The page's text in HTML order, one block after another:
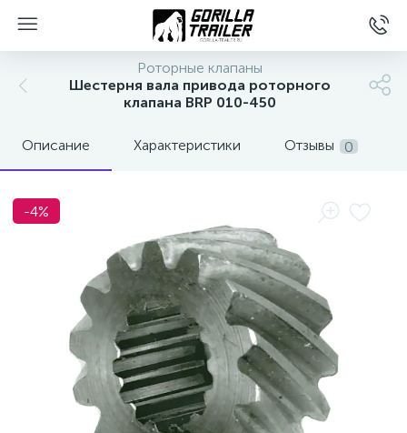
Роторные клапаны
Шестерня вала привода роторного
клапана BRP 010-450
Описание Характеристики Отзывы 0
-4%